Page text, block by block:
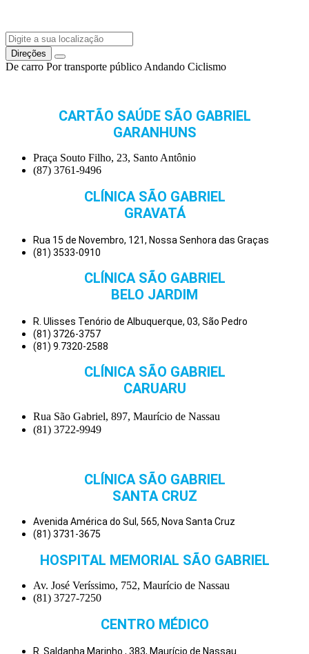
Direções
De carro Por transporte público Andando Ciclismo
CARTÃO SAÚDE SÃO GABRIEL
GARANHUNS
Praça Souto Filho, 23, Santo Antônio
(87) 3761-9496
CLÍNICA SÃO GABRIEL
GRAVATÁ
Rua 15 de Novembro, 121, Nossa Senhora das Graças
(81) 3533-0910
CLÍNICA SÃO GABRIEL
BELO JARDIM
R. Ulisses Tenório de Albuquerque, 03, São Pedro
(81) 3726-3757
(81) 9.7320-2588
CLÍNICA SÃO GABRIEL
CARUARU
Rua São Gabriel, 897, Maurício de Nassau
(81) 3722-9949
CLÍNICA SÃO GABRIEL
SANTA CRUZ
Avenida América do Sul, 565, Nova Santa Cruz
(81) 3731-3675
HOSPITAL MEMORIAL SÃO GABRIEL
Av. José Veríssimo, 752, Maurício de Nassau
(81) 3727-7250
CENTRO MÉDICO
R. Saldanha Marinho , 383, Maurício de Nassau